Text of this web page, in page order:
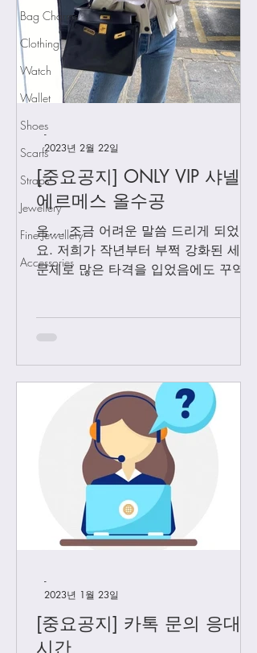
Bag Charms
Clothing
Watch
Wallet
Shoes
Scarfs
Straps
Jewellery
Fine Jewellery
Accessories
[중요공지] 카톡 문의 응
대 시간
[중요공지] ONLY VIP 샤넬 +
에르메스 올수공
음.... 조금 어려운 말씀 드리게 되었어
요. 저희가 작년부터 부쩍 강화된 세관
문제로 많은 타격을 입었음에도 꾸역꾸
다. Vip...
-
2023년 2월 22일
[중요공지] 카톡 문의 응대
시간
-
2023년 1월 23일